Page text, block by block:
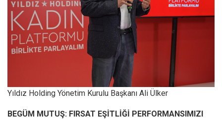
Yıldız Holding Yönetim Kurulu Başkanı Ali Ülker
BEGÜM MUTUŞ: FIRSAT EŞİTLİĞİ PERFORMANSIMIZI